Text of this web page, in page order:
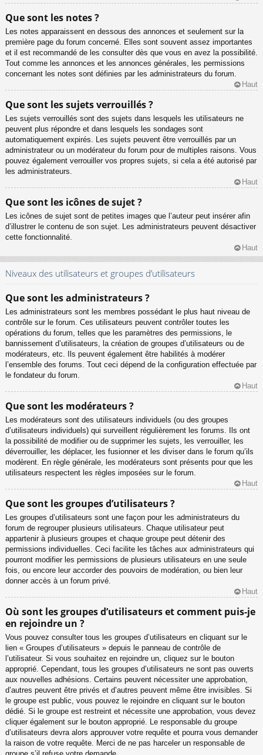
Que sont les notes ?
Les notes apparaissent en dessous des annonces et seulement sur la
première page du forum concerné. Elles sont souvent assez importantes
et il est recommandé de les consulter dès que vous en avez la possibilité.
Tout comme les annonces et les annonces générales, les permissions
concernant les notes sont définies par les administrateurs du forum.
Haut
Que sont les sujets verrouillés ?
Les sujets verrouillés sont des sujets dans lesquels les utilisateurs ne
peuvent plus répondre et dans lesquels les sondages sont
automatiquement expirés. Les sujets peuvent être verrouillés par un
administrateur ou un modérateur du forum pour de multiples raisons. Vous
pouvez également verrouiller vos propres sujets, si cela a été autorisé par
les administrateurs.
Haut
Que sont les icônes de sujet ?
Les icônes de sujet sont de petites images que l’auteur peut insérer afin
d’illustrer le contenu de son sujet. Les administrateurs peuvent désactiver
cette fonctionnalité.
Haut
Niveaux des utilisateurs et groupes d’utilisateurs
Que sont les administrateurs ?
Les administrateurs sont les membres possédant le plus haut niveau de
contrôle sur le forum. Ces utilisateurs peuvent contrôler toutes les
opérations du forum, telles que les paramètres des permissions, le
bannissement d’utilisateurs, la création de groupes d’utilisateurs ou de
modérateurs, etc. Ils peuvent également être habilités à modérer
l’ensemble des forums. Tout ceci dépend de la configuration effectuée par
le fondateur du forum.
Haut
Que sont les modérateurs ?
Les modérateurs sont des utilisateurs individuels (ou des groupes
d’utilisateurs individuels) qui surveillent régulièrement les forums. Ils ont
la possibilité de modifier ou de supprimer les sujets, les verrouiller, les
déverrouiller, les déplacer, les fusionner et les diviser dans le forum qu’ils
modèrent. En règle générale, les modérateurs sont présents pour que les
utilisateurs respectent les règles imposées sur le forum.
Haut
Que sont les groupes d’utilisateurs ?
Les groupes d’utilisateurs sont une façon pour les administrateurs du
forum de regrouper plusieurs utilisateurs. Chaque utilisateur peut
appartenir à plusieurs groupes et chaque groupe peut détenir des
permissions individuelles. Ceci facilite les tâches aux administrateurs qui
pourront modifier les permissions de plusieurs utilisateurs en une seule
fois, ou encore leur accorder des pouvoirs de modération, ou bien leur
donner accès à un forum privé.
Haut
Où sont les groupes d’utilisateurs et comment puis-je
en rejoindre un ?
Vous pouvez consulter tous les groupes d’utilisateurs en cliquant sur le
lien « Groupes d’utilisateurs » depuis le panneau de contrôle de
l’utilisateur. Si vous souhaitez en rejoindre un, cliquez sur le bouton
approprié. Cependant, tous les groupes d’utilisateurs ne sont pas ouverts
aux nouvelles adhésions. Certains peuvent nécessiter une approbation,
d’autres peuvent être privés et d’autres peuvent même être invisibles. Si
le groupe est public, vous pouvez le rejoindre en cliquant sur le bouton
dédié. Si le groupe est restreint et nécessite une approbation, vous devez
cliquer également sur le bouton approprié. Le responsable du groupe
d’utilisateurs devra alors approuver votre requête et pourra vous demander
la raison de votre requête. Merci de ne pas harceler un responsable de